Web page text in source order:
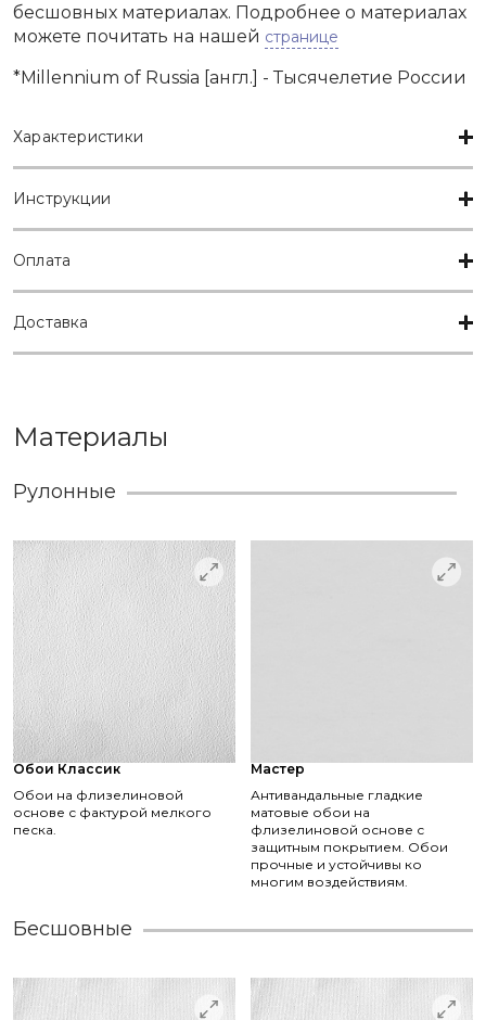
бесшовных материалах. Подробнее о материалах
можете почитать на нашей странице
*Millennium of Russia [англ.] - Тысячелетие России
Характеристики
Инструкции
Оплата
Доставка
Материалы
Рулонные
Обои Классик
Обои на флизелиновой
основе с фактурой мелкого
песка.
Мастер
Антивандальные гладкие
матовые обои на
флизелиновой основе с
защитным покрытием. Обои
прочные и устойчивы ко
многим воздействиям.
Бесшовные